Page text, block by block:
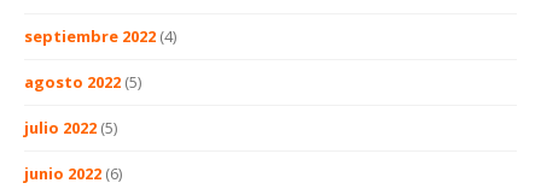
septiembre 2022 (4)
agosto 2022 (5)
julio 2022 (5)
junio 2022 (6)